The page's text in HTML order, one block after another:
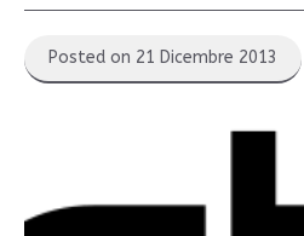
Posted on 21 Dicembre 2013